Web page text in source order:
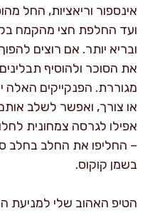
אינספור וריאציות, החל
ועד החלפת חצי מהקמח
ובריא יותר. אם רוצים
את הסוכר ולהוסיף
מגוררת. הפנקייקים האלה
או צורך, ואפשר לשלב
אפילו לגרסה צמחונית
– החליפו את החלב בחלב
בשמן קוקוס.
הטיפ האהוב שלי למניעת